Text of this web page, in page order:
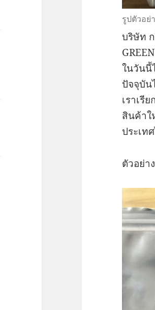
รูปตัวอย่
บริษัท
ในวันนี้
ปัจจุบัน
เราเรี
สินค้าใ
ประเท
ตัวอย่า